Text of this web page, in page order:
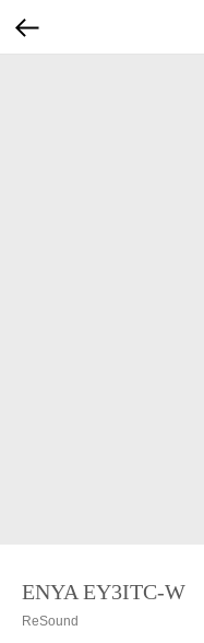
ENYA EY3ITC-W
ReSound